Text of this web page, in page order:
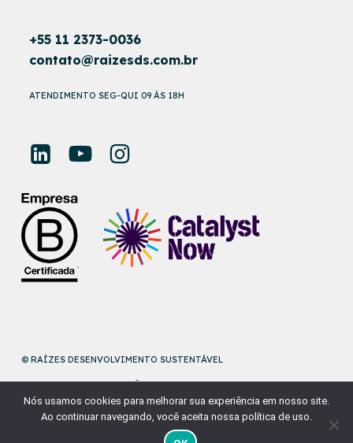
+55 11 2373-0036
contato@raizesds.com.br
ATENDIMENTO SEG-QUI 09 ÀS 18H
© RAÍZES DESENVOLVIMENTO SUSTENTÁVEL
DESENVOLVIDO PORNAÇÃODESIGN
Nós usamos cookies para melhorar sua experiência em nosso site.
Ao continuar navegando, você aceita nossa política de uso.